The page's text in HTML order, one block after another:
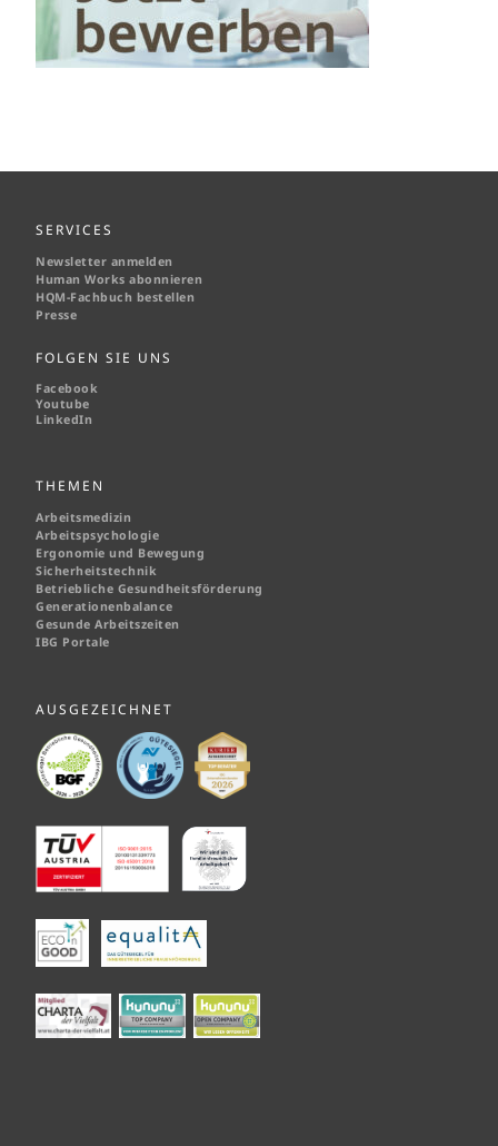
SERVICES
Newsletter anmelden
Human Works abonnieren
HQM-Fachbuch bestellen
Presse
FOLGEN SIE UNS
Facebook
Youtube
LinkedIn
THEMEN
Arbeitsmedizin
Arbeitspsychologie
Ergonomie und Bewegung
Sicherheitstechnik
Betriebliche Gesundheitsförderung
Generationenbalance
Gesunde Arbeitszeiten
IBG Portale
AUSGEZEICHNET